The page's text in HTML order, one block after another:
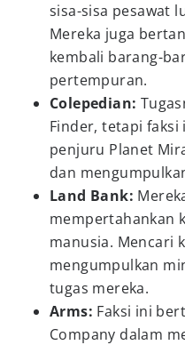
sisa-sisa pesawat
Mereka juga
kembali barang-
pertempuran.
Colepedian:
Finder, tetapi
penjuru Planet
dan
Land Bank:
mempertahankan
manusia. Mencari
mengumpulkan
tugas mereka.
Arms: Faksi ini
Company dalam